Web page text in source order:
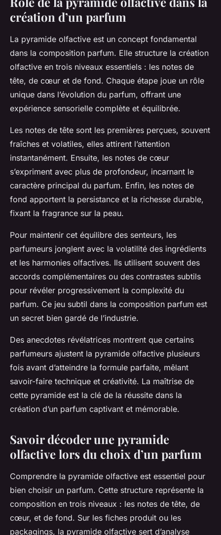
création d’un parfum
La pyramide olfactive est un concept fondamental
dans la composition parfum. Elle structure la création
olfactive en trois niveaux essentiels : les notes de
tête, de cœur et de fond. Chaque étape joue un rôle
unique dans l’évolution du parfum, offrant une
expérience sensorielle complète et équilibrée.
Les notes de tête sont les premières perçues, souvent
fraîches et volatiles, elles attirent l’attention
instantanément. Ensuite, les notes de cœur
s’expriment avec plus de profondeur, incarnant le
caractère principal du parfum. Enfin, les notes de
fond apportent la persistance et la richesse durable,
fixant la fragrance sur la peau.
Pour maintenir cet équilibre des senteurs, les
parfumeurs jonglent avec la volatilité des ingrédients
et les harmonies olfactives. Ils utilisent souvent des
accords complémentaires ou des contrastes subtils
pour révéler progressivement la complexité du
parfum. Ce jeu subtil dans la composition parfum est
un secret bien gardé de l’industrie.
Des anecdotes révélatrices montrent que certains
parfumeurs ajustent la pyramide olfactive plusieurs
fois avant d’atteindre la formule parfaite, mêlant
savoir-faire technique et créativité. La maîtrise de
cette pyramide est la clé de la réussite dans la
création d’un parfum captivant et mémorable.
Savoir décoder une pyramide
olfactive lors du choix d’un parfum
Comprendre la pyramide olfactive est essentiel pour
bien choisir un parfum. Cette structure représente la
composition en trois niveaux : les notes de tête, de
cœur, et de fond. Sur les fiches produit ou les
packagings, la pyramide olfactive sert d’analyse